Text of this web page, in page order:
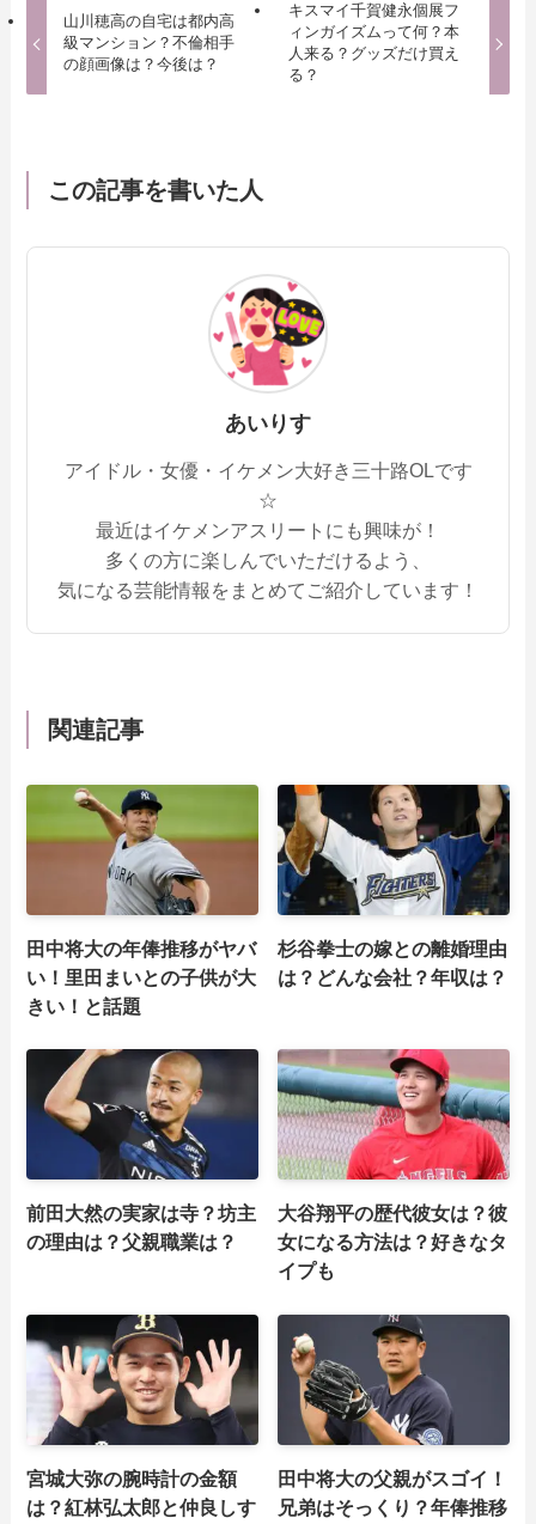
山川穂高の自宅は都内高
級マンション？不倫相手
の顔画像は？今後は？
キスマイ千賀健永個展フ
ィンガイズムって何？本
人来る？グッズだけ買え
る？
この記事を書いた人
あいりす
アイドル・女優・イケメン大好き三十路OLです
☆
最近はイケメンアスリートにも興味が！
多くの方に楽しんでいただけるよう、
気になる芸能情報をまとめてご紹介しています！
関連記事
田中将大の年俸推移がヤバ
い！里田まいとの子供が大
きい！と話題
杉谷拳士の嫁との離婚理由
は？どんな会社？年収は？
前田大然の実家は寺？坊主
の理由は？父親職業は？
大谷翔平の歴代彼女は？彼
女になる方法は？好きなタ
イプも
宮城大弥の腕時計の金額
は？紅林弘太郎と仲良しす
田中将大の父親がスゴイ！
兄弟はそっくり？年俸推移